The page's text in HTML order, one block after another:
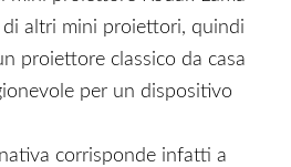
altri mini proiettori, quindi
proiettore classico da casa
per un dispositivo
corrisponde infatti a